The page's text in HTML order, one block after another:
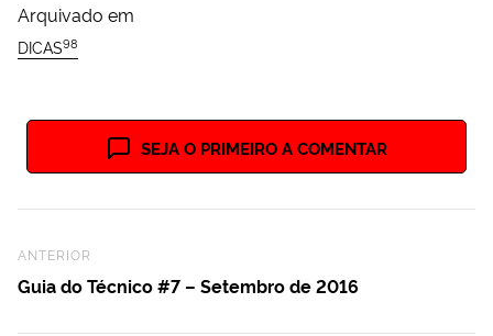
Arquivado em
DICAS98
SEJA O PRIMEIRO A COMENTAR
Previous Post
ANTERIOR
Guia do Técnico #7 – Setembro de 2016